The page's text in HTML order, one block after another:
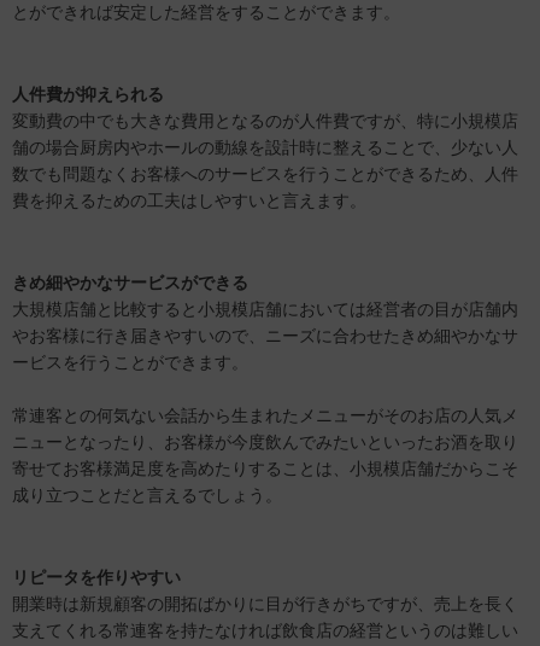
とができれば安定した経営をすることができます。
人件費が抑えられる
変動費の中でも大きな費用となるのが人件費ですが、特に小規模店
舗の場合厨房内やホールの動線を設計時に整えることで、少ない人
数でも問題なくお客様へのサービスを行うことができるため、人件
費を抑えるための工夫はしやすいと言えます。
きめ細やかなサービスができる
大規模店舗と比較すると小規模店舗においては経営者の目が店舗内
やお客様に行き届きやすいので、ニーズに合わせたきめ細やかなサ
ービスを行うことができます。
常連客との何気ない会話から生まれたメニューがそのお店の人気メ
ニューとなったり、お客様が今度飲んでみたいといったお酒を取り
寄せてお客様満足度を高めたりすることは、小規模店舗だからこそ
成り立つことだと言えるでしょう。
リピータを作りやすい
開業時は新規顧客の開拓ばかりに目が行きがちですが、売上を長く
支えてくれる常連客を持たなければ飲食店の経営というのは難しい